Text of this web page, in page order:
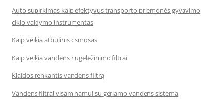
Auto supirkimas kaip efektyvus transporto priemonės gyvavimo
ciklo valdymo instrumentas
Kaip veikia atbulinis osmosas
Kaip veikia vandens nugeležinimo filtrai
Klaidos renkantis vandens filtrą
Vandens filtrai visam namui su geriamo vandens sistema